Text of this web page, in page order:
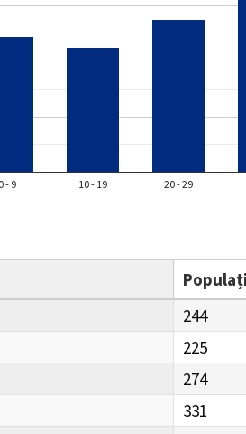
0 - 9 10 - 19 20 - 29
244
225
274
331